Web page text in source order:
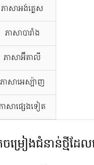
ភាសាអង់គ្លេស
ភាសាបារាំង
ភាសាអ៊ីតាលី
ភាសាអេស្ប៉ាញ
ាសាផ្សេងទៀត
ចម្រៀងជំនាន់ថ្មីដែ